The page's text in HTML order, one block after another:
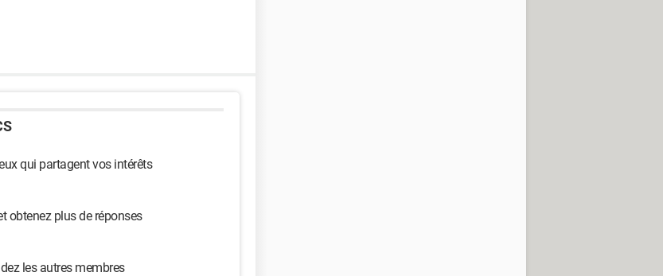
qui partagent vos intérêts
obtenez plus de réponses
les autres membres